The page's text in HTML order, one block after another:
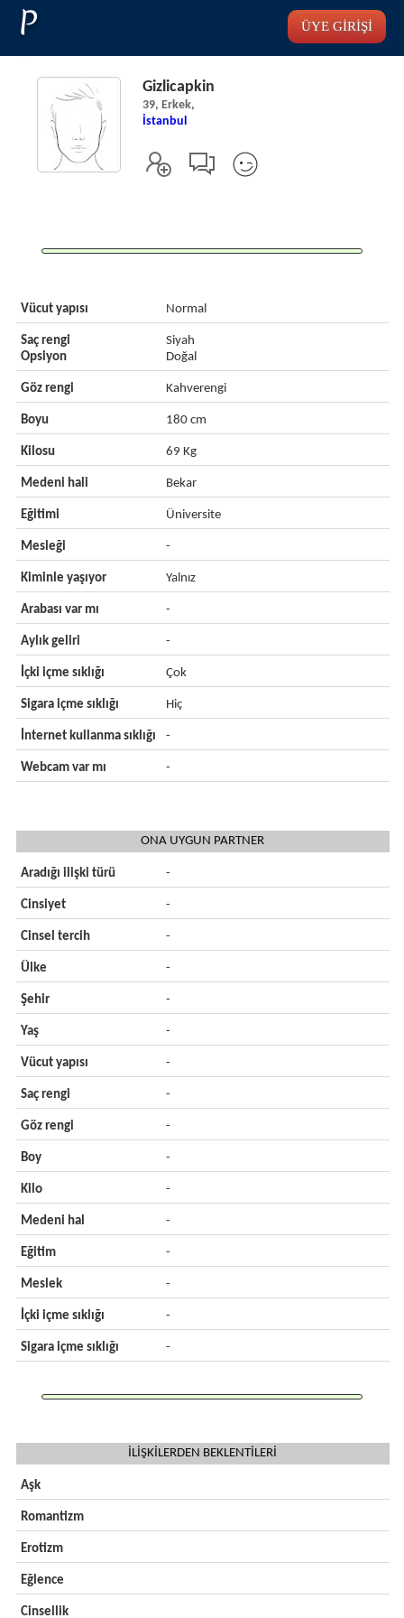
P ÜYE GİRİŞİ
Gizlicapkin
39, Erkek,
İstanbul
Vücut yapısı Normal
Saç rengi
Opsiyon
Siyah
Doğal
Göz rengi Kahverengi
Boyu 180 cm
Kilosu 69 Kg
Medeni hali Bekar
Eğitimi Üniversite
Mesleği -
Kiminle yaşıyor Yalnız
Arabası var mı -
Aylık geliri -
İçki içme sıklığı Çok
Sigara içme sıklığı Hiç
İnternet kullanma sıklığı -
Webcam var mı -
ONA UYGUN PARTNER
Aradığı ilişki türü -
Cinsiyet -
Cinsel tercih -
Ülke -
Şehir -
Yaş -
Vücut yapısı -
Saç rengi -
Göz rengi -
Boy -
Kilo -
Medeni hal -
Eğitim -
Meslek -
İçki içme sıklığı -
Sigara içme sıklığı -
İLİŞKİLERDEN BEKLENTİLERİ
Aşk
Romantizm
Erotizm
Eğlence
Cinsellik